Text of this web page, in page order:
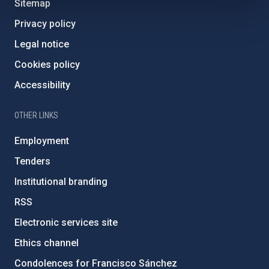
Sitemap
Privacy policy
Legal notice
Cookies policy
Accessibility
OTHER LINKS
Employment
Tenders
Institutional branding
RSS
Electronic services site
Ethics channel
Condolences for Francisco Sánchez